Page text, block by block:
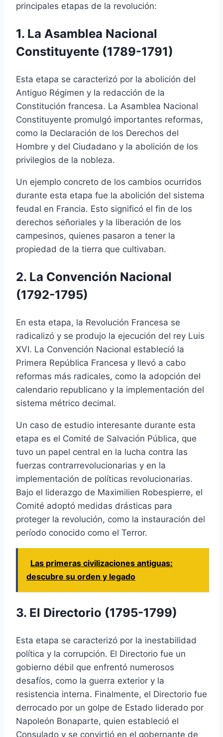
principales etapas de la revolución:
1. La Asamblea Nacional
Constituyente (1789-1791)
Esta etapa se caracterizó por la abolición del
Antiguo Régimen y la redacción de la
Constitución francesa. La Asamblea Nacional
Constituyente promulgó importantes reformas,
como la Declaración de los Derechos del
Hombre y del Ciudadano y la abolición de los
privilegios de la nobleza.
Un ejemplo concreto de los cambios ocurridos
durante esta etapa fue la abolición del sistema
feudal en Francia. Esto significó el fin de los
derechos señoriales y la liberación de los
campesinos, quienes pasaron a tener la
propiedad de la tierra que cultivaban.
2. La Convención Nacional
(1792-1795)
En esta etapa, la Revolución Francesa se
radicalizó y se produjo la ejecución del rey Luis
XVI. La Convención Nacional estableció la
Primera República Francesa y llevó a cabo
reformas más radicales, como la adopción del
calendario republicano y la implementación del
sistema métrico decimal.
Un caso de estudio interesante durante esta
etapa es el Comité de Salvación Pública, que
tuvo un papel central en la lucha contra las
fuerzas contrarrevolucionarias y en la
implementación de políticas revolucionarias.
Bajo el liderazgo de Maximilien Robespierre, el
Comité adoptó medidas drásticas para
proteger la revolución, como la instauración del
período conocido como el Terror.
Las primeras civilizaciones antiguas:
descubre su orden y legado
3. El Directorio (1795-1799)
Esta etapa se caracterizó por la inestabilidad
política y la corrupción. El Directorio fue un
gobierno débil que enfrentó numerosos
desafíos, como la guerra exterior y la
resistencia interna. Finalmente, el Directorio fue
derrocado por un golpe de Estado liderado por
Napoleón Bonaparte, quien estableció el
Consulado y se convirtió en el gobernante de